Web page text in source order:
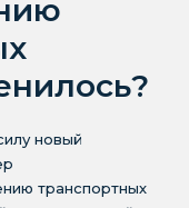
новый
транспортных